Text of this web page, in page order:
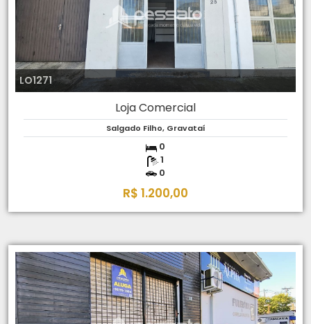
LO1271
Loja Comercial
Salgado Filho, Gravataí
0
1
0
R$ 1.200,00